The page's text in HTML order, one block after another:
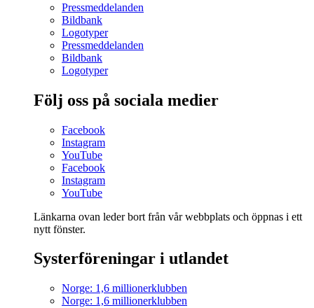
Pressmeddelanden
Bildbank
Logotyper
Pressmeddelanden
Bildbank
Logotyper
Följ oss på sociala medier
Facebook
Instagram
YouTube
Facebook
Instagram
YouTube
Länkarna ovan leder bort från vår webbplats och öppnas i ett
nytt fönster.
Systerföreningar i utlandet
Norge: 1,6 millionerklubben
Norge: 1,6 millionerklubben